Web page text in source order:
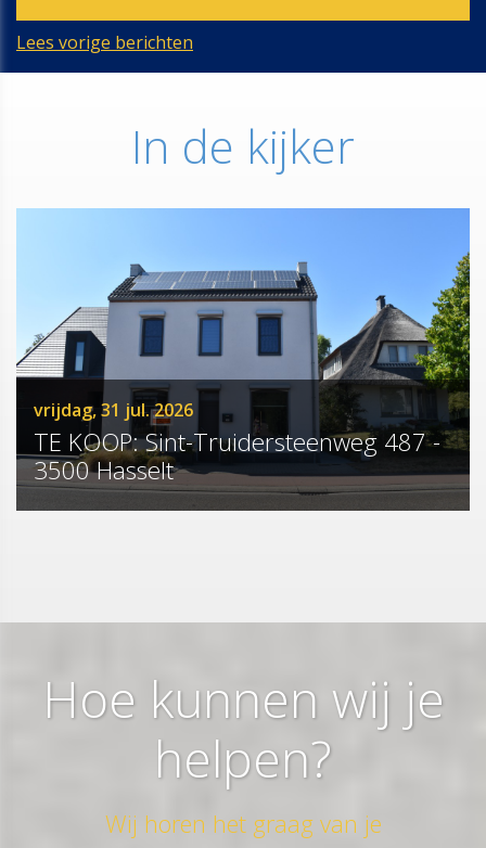
Lees vorige berichten
In de kijker
vrijdag, 31 jul. 2026
TE KOOP: Sint-Truidersteenweg 487 -
3500 Hasselt
Hoe kunnen wij je
helpen?
Wij horen het graag van je